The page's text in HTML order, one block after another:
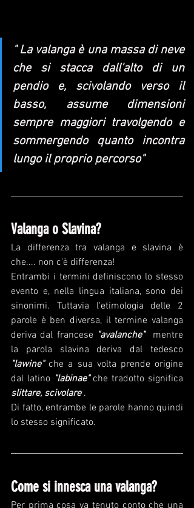
" La valanga è una massa di neve
che si stacca dall'alto di un
pendio e, scivolando verso il
basso, assume dimensioni
sempre maggiori travolgendo e
sommergendo quanto incontra
lungo il proprio percorso"
Valanga o Slavina?
La differenza tra valanga e slavina è
che.... non c'è differenza!
Entrambi i termini definiscono lo stesso
evento e, nella lingua italiana, sono dei
sinonimi. Tuttavia l'etimologia delle 2
parole è ben diversa, il termine valanga
deriva dal francese "avalanche" mentre
"lawine" che a sua volta prende origine
dal latino "labinae" che tradotto significa
slittare, scivolare .
Di fatto, entrambe le parole hanno quindi
lo stesso significato.
Come si innesca una valanga?